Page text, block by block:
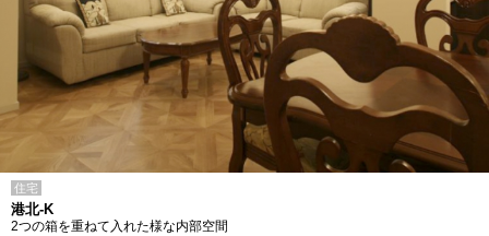
住宅
港北-K
2つの箱を重ねて入れた様な内部空間